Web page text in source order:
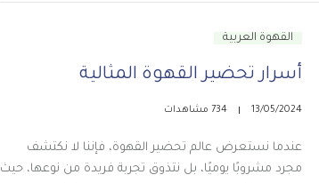
القهوة العربية
أسرار تحضير القهوة المثالية
13/05/2024 734 مشاهدات
عندما نستعرض عالم تحضير القهوة، فإننا لا نكتشف
مجرد مشروبًا يوميًا، بل نتذوق تجربة فريدة من نوعها، حيث